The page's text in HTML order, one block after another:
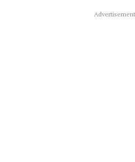
Advertisement